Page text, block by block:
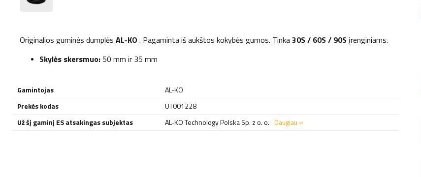
Originalios guminės dumplės AL-KO . Pagaminta iš aukštos kokybės gumos. Tinka30S / 60S / 90Sįrenginiams.
Skylės skersmuo:50 mm ir 35 mm
Gamintojas
AL-KO
Prekės kodas
UT001228
Už šį gaminį ES atsakingas subjektas
AL-KO Technology Polska Sp. z o. o. Daugiau